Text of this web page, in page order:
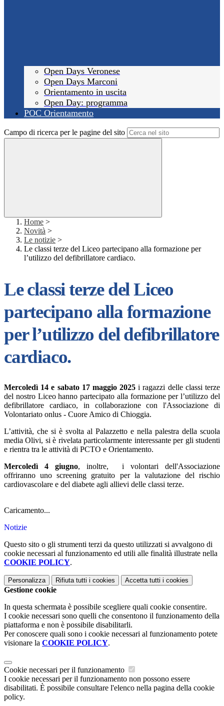
Open Days Veronese
Open Days Marconi
Orientamento in uscita
Open Day: programma
POC Orientamento
Campo di ricerca per le pagine del sito
Home >
Novità >
Le notizie >
Le classi terze del Liceo partecipano alla formazione per
l’utilizzo del defibrillatore cardiaco.
Le classi terze del Liceo
partecipano alla formazione
per l’utilizzo del defibrillatore
cardiaco.
Mercoledì 14 e sabato 17 maggio 2025 i ragazzi delle classi terze
del nostro Liceo hanno partecipato alla formazione per l’utilizzo del
defibrillatore cardiaco, in collaborazione con l'Associazione di
Volontariato onlus - Cuore Amico di Chioggia.
L’attività, che si è svolta al Palazzetto e nella palestra della scuola
media Olivi, si è rivelata particolarmente interessante per gli studenti
e rientra tra le attività di PCTO e Orientamento.
Mercoledì 4 giugno, inoltre, i volontari dell'Associazione
offriranno uno screening gratuito per la valutazione del rischio
cardiovascolare e del diabete agli allievi delle classi terze.
Caricamento...
Notizie
Questo sito o gli strumenti terzi da questo utilizzati si avvalgono di
cookie necessari al funzionamento ed utili alle finalità illustrate nella
COOKIE POLICY.
Personalizza Rifiuta tutti i cookies Accetta tutti i cookies
Gestione cookie
In questa schermata è possibile scegliere quali cookie consentire.
I cookie necessari sono quelli che consentono il funzionamento della
piattaforma e non è possibile disabilitarli.
Per conoscere quali sono i cookie necessari al funzionamento potete
visionare la COOKIE POLICY.
Cookie necessari per il funzionamento
I cookie necessari per il funzionamento non possono essere
disabilitati. È possibile consultare l'elenco nella pagina della cookie
policy.